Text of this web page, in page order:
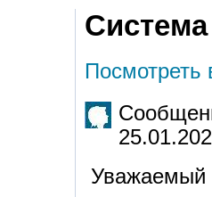
Система
Посмотреть
Уважаемый